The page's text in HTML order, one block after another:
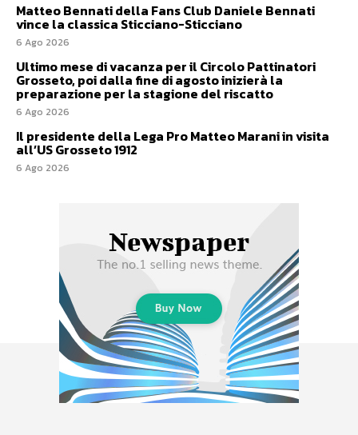
Matteo Bennati della Fans Club Daniele Bennati
vince la classica Sticciano-Sticciano
6 Ago 2026
Ultimo mese di vacanza per il Circolo Pattinatori
Grosseto, poi dalla fine di agosto inizierà la
preparazione per la stagione del riscatto
6 Ago 2026
Il presidente della Lega Pro Matteo Marani in visita
all’US Grosseto 1912
6 Ago 2026